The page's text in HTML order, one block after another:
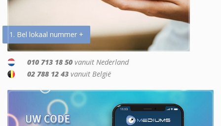
1. Bel lokaal nummer +
010 713 18 50 vanuit Nederland
02 788 12 43 vanuit België